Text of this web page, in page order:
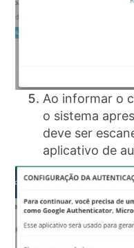
Ao informar o
o sistema
deve ser
aplicativo de